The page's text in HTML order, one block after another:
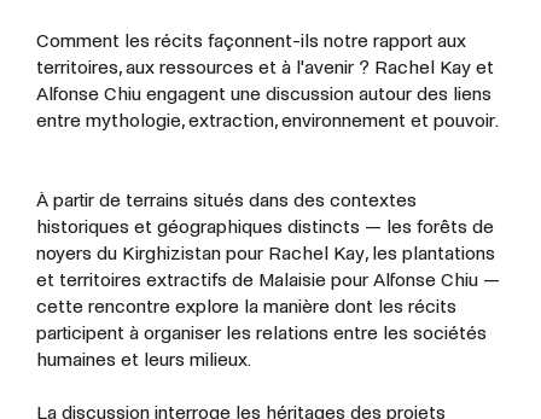
Comment les récits façonnent-ils notre rapport aux
territoires, aux ressources et à l'avenir ? Rachel Kay et
Alfonse Chiu engagent une discussion autour des liens
entre mythologie, extraction, environnement et pouvoir.
À partir de terrains situés dans des contextes
historiques et géographiques distincts — les forêts de
noyers du Kirghizistan pour Rachel Kay, les plantations
et territoires extractifs de Malaisie pour Alfonse Chiu —
cette rencontre explore la manière dont les récits
participent à organiser les relations entre les sociétés
humaines et leurs milieux.
La discussion interroge les héritages des projets